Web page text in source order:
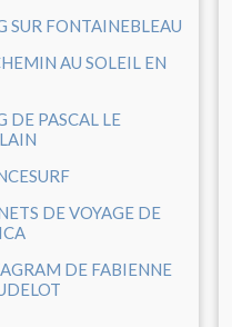
SUR FONTAINEBLEAU
AU SOLEIL EN
DE PASCAL LE
DE VOYAGE DE
DE FABIENNE